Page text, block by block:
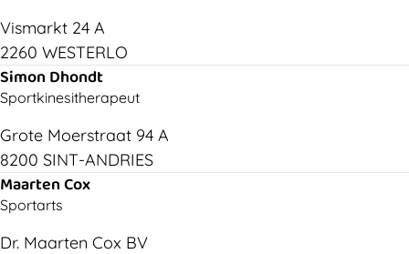
Vismarkt 24 A
2260 WESTERLO
Simon Dhondt
Sportkinesitherapeut
Grote Moerstraat 94 A
8200 SINT-ANDRIES
Maarten Cox
Sportarts
Dr. Maarten Cox BV